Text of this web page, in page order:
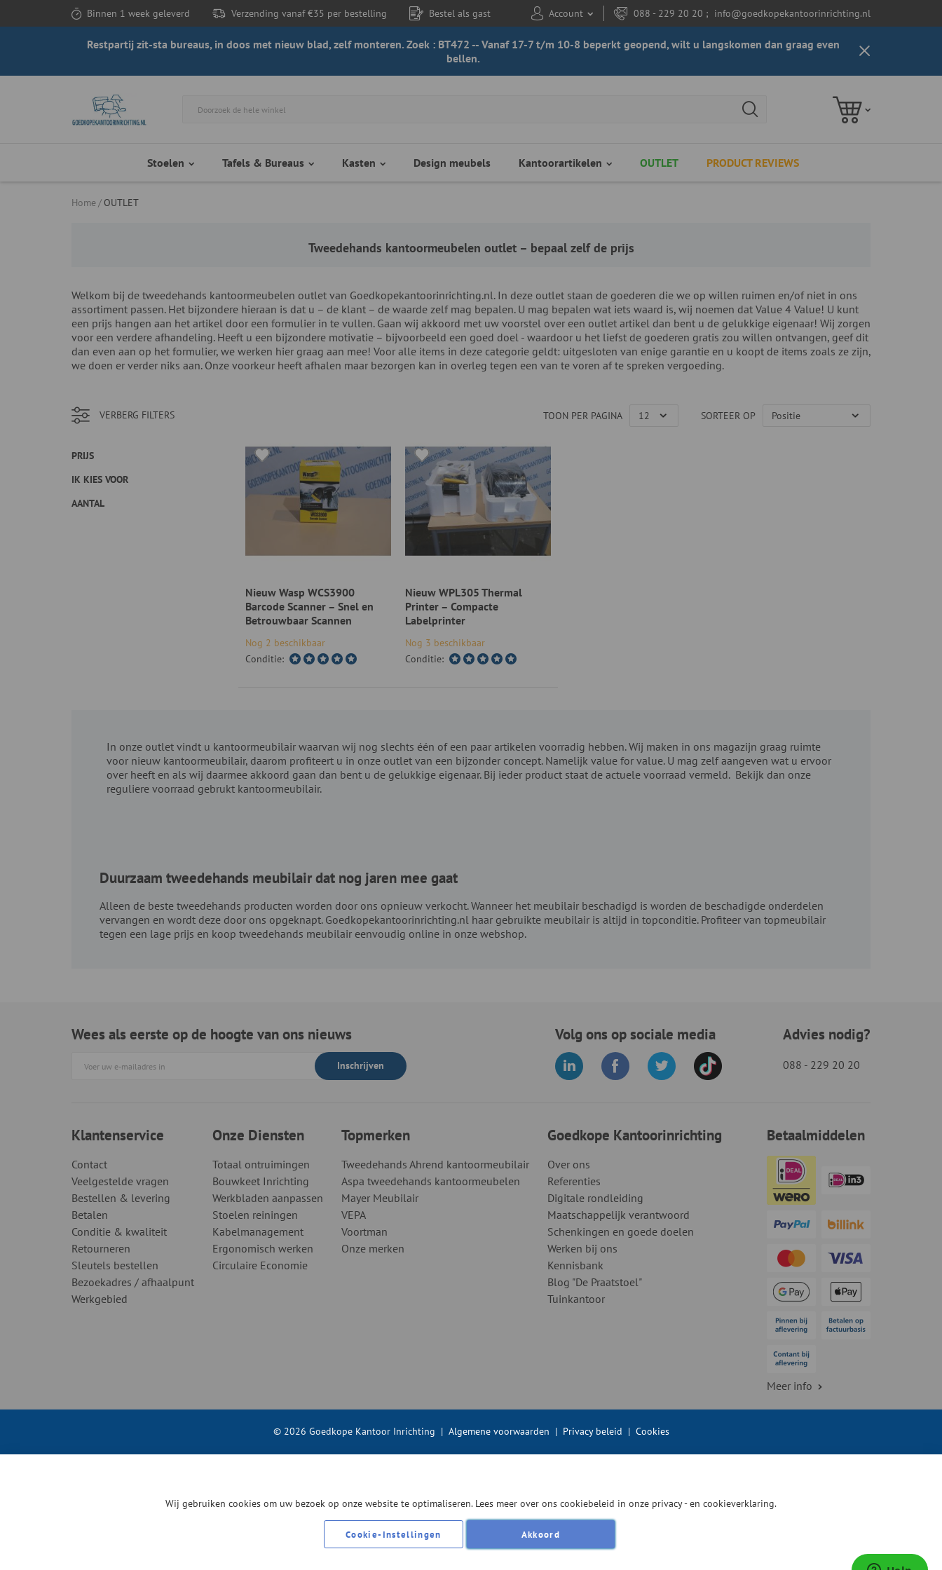
Binnen 1 week geleverd Verzending vanaf €35 per bestelling Bestel als gast Account 088 - 229 20 20 ; info@goedkopekantoorinrichting.nl
Restpartij zit-sta bureaus, in doos met nieuw blad, zelf monteren. Zoek : BT472 -- Vanaf 17-7 t/m 10-8 beperkt geopend, wilt u langskomen dan graag even
bellen.
Stoelen Tafels & Bureaus Kasten Design meubels Kantoorartikelen OUTLET PRODUCT REVIEWS
Home OUTLET
Tweedehands kantoormeubelen outlet – bepaal zelf de prijs
Welkom bij de tweedehands kantoormeubelen outlet van Goedkopekantoorinrichting.nl. In deze outlet staan de goederen die we op willen ruimen en/of niet in ons
assortiment passen. Het bijzondere hieraan is dat u – de klant – de waarde zelf mag bepalen. U mag bepalen wat iets waard is, wij noemen dat Value 4 Value! U kunt
een prijs hangen aan het artikel door een formulier in te vullen. Gaan wij akkoord met uw voorstel over een outlet artikel dan bent u de gelukkige eigenaar! Wij zorgen
voor een verdere afhandeling. Heeft u een bijzondere motivatie – bijvoorbeeld een goed doel - waardoor u het liefst de goederen gratis zou willen ontvangen, geef dit
dan even aan op het formulier, we werken hier graag aan mee! Voor alle items in deze categorie geldt: uitgesloten van enige garantie en u koopt de items zoals ze zijn,
we doen er verder niks aan. Onze voorkeur heeft afhalen maar bezorgen kan in overleg tegen een van te voren af te spreken vergoeding.
TOON PER PAGINA SORTEER OP
VERBERG FILTERS
Nieuw Wasp WCS3900
Barcode Scanner – Snel en
Betrouwbaar Scannen
Nog 2 beschikbaar
Conditie:
Nieuw WPL305 Thermal
Printer – Compacte
Labelprinter
Nog 3 beschikbaar
Conditie:
PRIJS
IK KIES VOOR
AANTAL
In onze outlet vindt u kantoormeubilair waarvan wij nog slechts één of een paar artikelen voorradig hebben. Wij maken in ons magazijn graag ruimte
voor nieuw kantoormeubilair, daarom profiteert u in onze outlet van een bijzonder concept. Namelijk value for value. U mag zelf aangeven wat u ervoor
over heeft en als wij daarmee akkoord gaan dan bent u de gelukkige eigenaar. Bij ieder product staat de actuele voorraad vermeld. Bekijk dan onze
reguliere voorraad gebrukt kantoormeubilair.
Duurzaam tweedehands meubilair dat nog jaren mee gaat
Alleen de beste tweedehands producten worden door ons opnieuw verkocht. Wanneer het meubilair beschadigd is worden de beschadigde onderdelen
vervangen en wordt deze door ons opgeknapt. Goedkopekantoorinrichting.nl haar gebruikte meubilair is altijd in topconditie. Profiteer van topmeubilair
tegen een lage prijs en koop tweedehands meubilair eenvoudig online in onze webshop.
Wees als eerste op de hoogte van ons nieuws
Inschrijven
Volg ons op sociale media
Klantenservice
Contact
Veelgestelde vragen
Bestellen & levering
Betalen
Conditie & kwaliteit
Retourneren
Sleutels bestellen
Bezoekadres / afhaalpunt
Werkgebied
Onze Diensten
Totaal ontruimingen
Bouwkeet Inrichting
Werkbladen aanpassen
Stoelen reiningen
Kabelmanagement
Ergonomisch werken
Circulaire Economie
Topmerken
Tweedehands Ahrend kantoormeubilair
Aspa tweedehands kantoormeubelen
Mayer Meubilair
VEPA
Voortman
Onze merken
Goedkope Kantoorinrichting
Over ons
Referenties
Digitale rondleiding
Maatschappelijk verantwoord
Schenkingen en goede doelen
Werken bij ons
Kennisbank
Blog "De Praatstoel"
Tuinkantoor
Advies nodig?
088 - 229 20 20
Betaalmiddelen
Meer info
| Algemene voorwaarden | Privacy beleid | Cookies
© 2026 Goedkope Kantoor Inrichting
Wij gebruiken cookies om uw bezoek op onze website te optimaliseren. Lees meer over ons cookiebeleid in onze privacy - en cookieverklaring.
Akkoord
Cookie-Instellingen